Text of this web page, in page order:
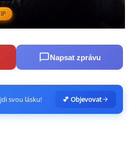
Napsat zprávu
svou lásku! 💕 Objevovat